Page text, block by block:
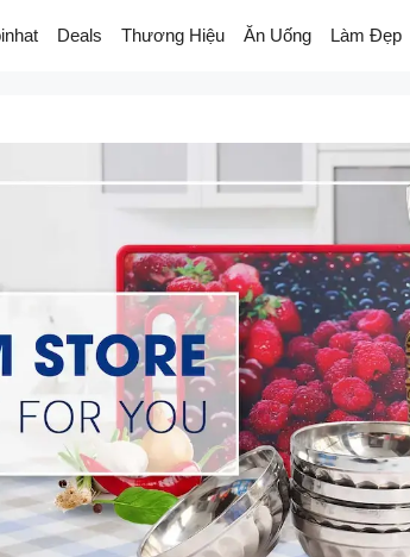
Deals Thương Hiệu Ăn Uống Làm Đẹp